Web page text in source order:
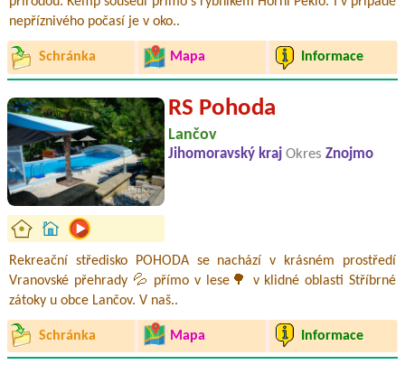
nepříznivého počasí je v oko..
Schránka Mapa Informace
RS Pohoda
Lančov
Jihomoravský kraj Okres Znojmo
Rekreační středisko POHODA se nachází v krásném prostředí
Vranovské přehrady 💦 přímo v lese🌳 v klidné oblasti Stříbrné
zátoky u obce Lančov. V naš..
Schránka Mapa Informace